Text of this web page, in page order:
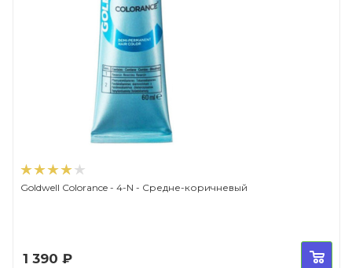
Goldwell Colorance - 4-N - Средне-коричневый
1 390 ₽